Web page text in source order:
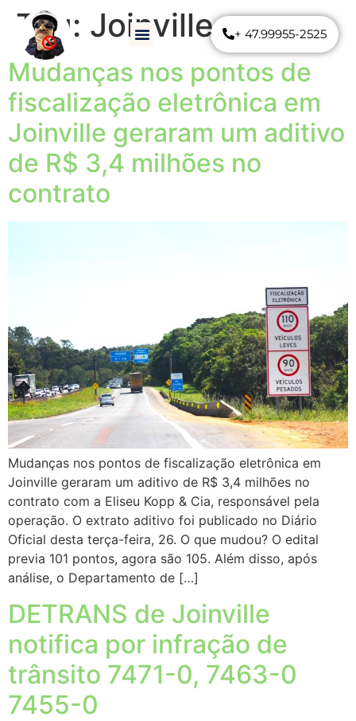
+ 47.99955-2525
Tag: Joinville
Mudanças nos pontos de
fiscalização eletrônica em
Joinville geraram um aditivo
de R$ 3,4 milhões no
contrato
Mudanças nos pontos de fiscalização eletrônica em
Joinville geraram um aditivo de R$ 3,4 milhões no
contrato com a Eliseu Kopp & Cia, responsável pela
operação. O extrato aditivo foi publicado no Diário
Oficial desta terça-feira, 26. O que mudou? O edital
previa 101 pontos, agora são 105. Além disso, após
análise, o Departamento de […]
DETRANS de Joinville
notifica por infração de
trânsito 7471-0, 7463-0
7455-0